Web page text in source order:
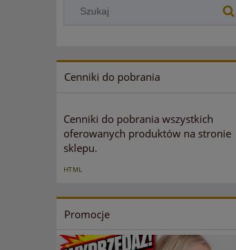
Cenniki do pobrania
Cenniki do pobrania wszystkich
oferowanych produktów na stronie
sklepu.
HTML
Promocje